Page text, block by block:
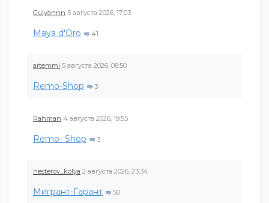
Gulyannn 5 августа 2026, 17:03
Maya d'Oro 41
artemmi 5 августа 2026, 08:50
Remo-Shop 3
Rahman 4 августа 2026, 19:55
Remo- Shop 3
nesterov_kolya 2 августа 2026, 23:34
Мигрант-Гарант 50